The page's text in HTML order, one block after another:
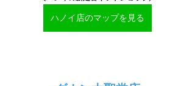
ハノイ店のマップを見る